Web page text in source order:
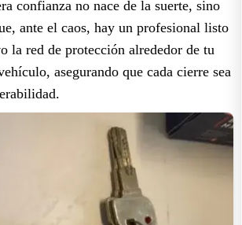
confianza no nace de la suerte, sino
ante el caos, hay un profesional listo
la red de protección alrededor de tu
asegurando que cada cierre sea